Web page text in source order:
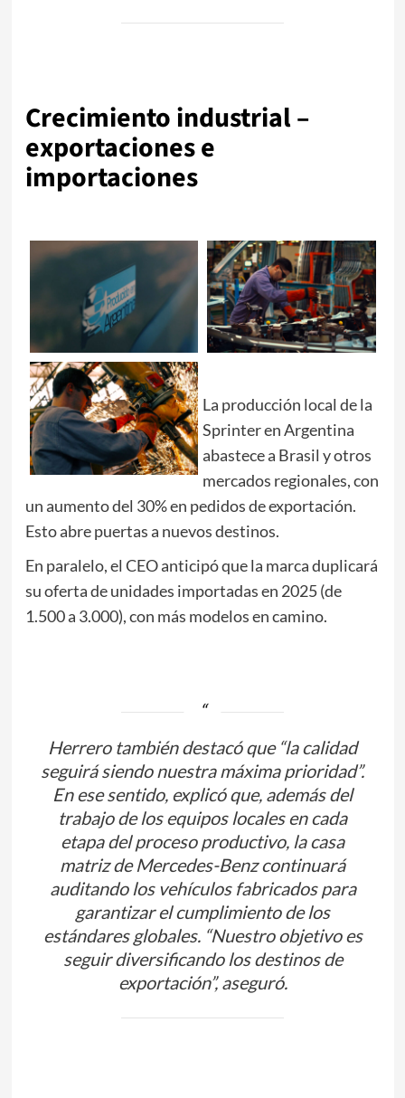
Crecimiento industrial –
exportaciones e
importaciones
La producción local de la
Sprinter en Argentina
abastece a Brasil y otros
mercados regionales, con
un aumento del 30% en pedidos de exportación.
Esto abre puertas a nuevos destinos.
En paralelo, el CEO anticipó que la marca duplicará
su oferta de unidades importadas en 2025 (de
1.500 a 3.000), con más modelos en camino.
Herrero también destacó que “la calidad
seguirá siendo nuestra máxima prioridad”.
En ese sentido, explicó que, además del
trabajo de los equipos locales en cada
etapa del proceso productivo, la casa
matriz de Mercedes-Benz continuará
auditando los vehículos fabricados para
garantizar el cumplimiento de los
estándares globales. “Nuestro objetivo es
seguir diversificando los destinos de
exportación”, aseguró.